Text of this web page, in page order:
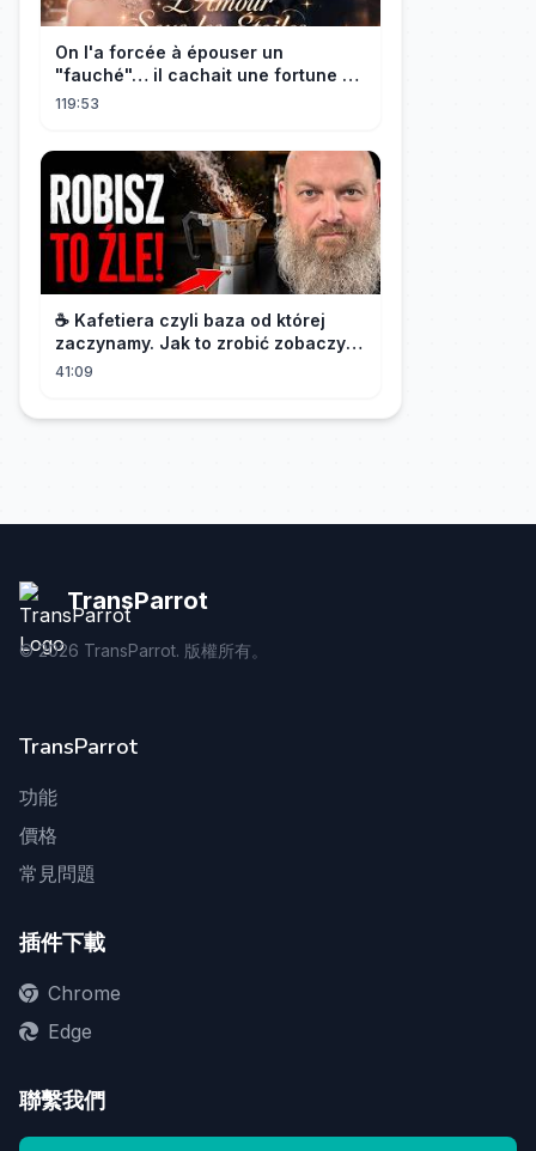
On l'a forcée à épouser un
"fauché"… il cachait une fortune et
l'a traitée en reine!
119:53
☕️ Kafetiera czyli baza od której
zaczynamy. Jak to zrobić zobaczysz
w tym materiale.🫡
41:09
TransParrot
©2026 TransParrot. 版權所有。
TransParrot
功能
價格
常見問題
插件下載
Chrome
Edge
聯繫我們